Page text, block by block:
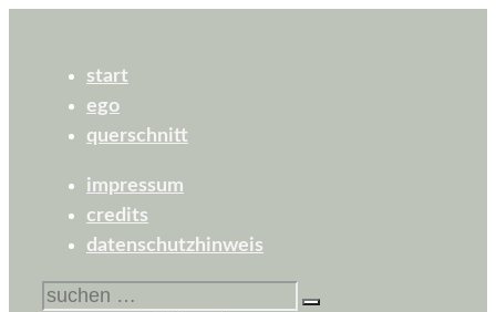
start
ego
querschnitt
impressum
credits
datenschutzhinweis
suchen